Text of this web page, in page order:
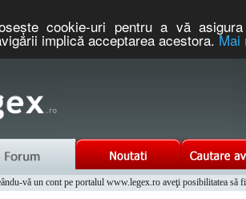
cookie-uri pentru a vă
implică acceptarea acestora.Mai
vă un cont pe portalul www.legex.ro aveţi posibilitatea
- Managementul Integrat al Parcului Auto